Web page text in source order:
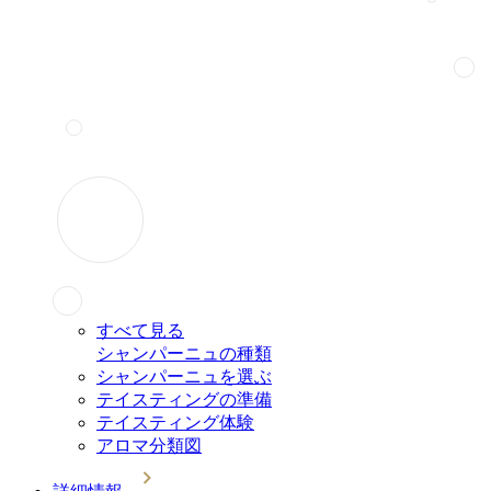
すべて見る
シャンパーニュの種類
シャンパーニュを選ぶ
テイスティングの準備
テイスティング体験
アロマ分類図